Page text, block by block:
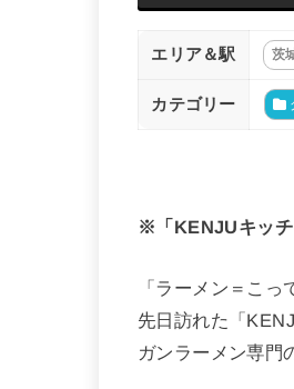
エリア＆駅 茨
カテゴリー
※「KENJUキッチ
「ラーメン＝こ
先日訪れた「
ガンラーメン専門